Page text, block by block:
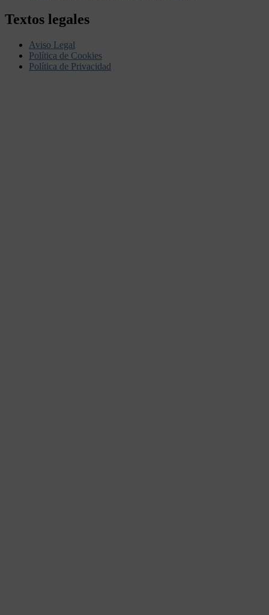
Textos legales
Aviso Legal
Política de Cookies
Política de Privacidad